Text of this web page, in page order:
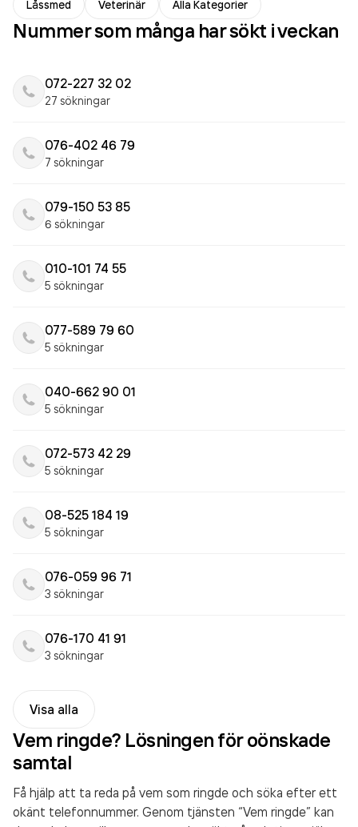
Låssmed Veterinär Alla Kategorier
Nummer som många har sökt i veckan
072-227 32 02
27 sökningar
076-402 46 79
7 sökningar
079-150 53 85
6 sökningar
010-101 74 55
5 sökningar
077-589 79 60
5 sökningar
040-662 90 01
5 sökningar
072-573 42 29
5 sökningar
08-525 184 19
5 sökningar
076-059 96 71
3 sökningar
076-170 41 91
3 sökningar
Visa alla
Vem ringde? Lösningen för oönskade
samtal
Få hjälp att ta reda på vem som ringde och söka efter ett
okänt telefonnummer. Genom tjänsten “Vem ringde” kan